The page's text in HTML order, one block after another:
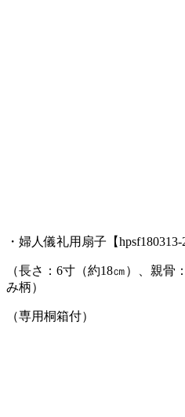
・婦人儀礼用扇子【hpsf180313-2
（長さ：6寸（約18㎝）、親
み柄）
（専用桐箱付）